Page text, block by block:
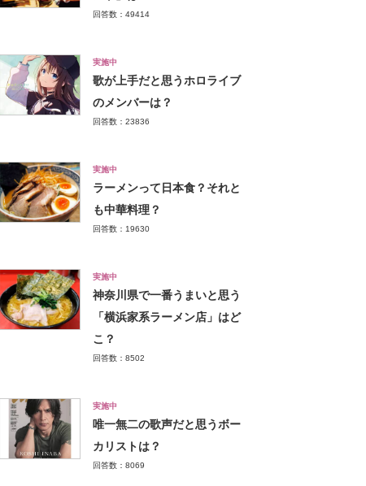
回答数：49414
実施中
歌が上手だと思うホロライブ
のメンバーは？
回答数：23836
実施中
ラーメンって日本食？それと
も中華料理？
回答数：19630
実施中
神奈川県で一番うまいと思う
「横浜家系ラーメン店」はど
こ？
回答数：8502
実施中
唯一無二の歌声だと思うボー
カリストは？
回答数：8069